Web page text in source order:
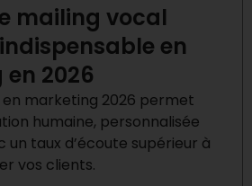
mailing vocal
en
2026
en marketing 2026 permet
humaine, personnalisée
un taux d’écoute supérieur à
vos clients.